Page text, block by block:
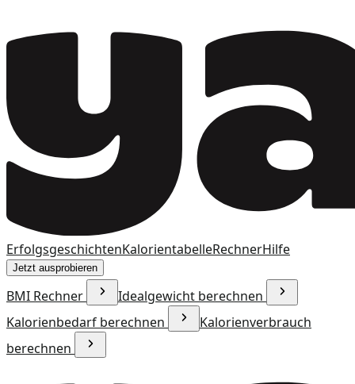
ErfolgsgeschichtenKalorientabelleRechnerHilfe
Jetzt ausprobieren
BMI Rechner
Idealgewicht berechnen
Kalorienbedarf berechnen
Kalorienverbrauch
berechnen